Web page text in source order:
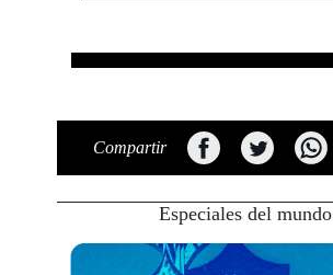
Compartir
Especiales del mundo